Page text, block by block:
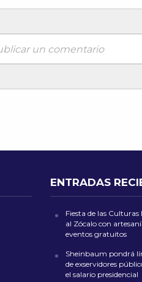
un comentario
ENTRADAS
Fiesta de las
al Zócalo con
eventos gratuitos
Sheinbaum pondrá
de exservidores
el salario presidencial